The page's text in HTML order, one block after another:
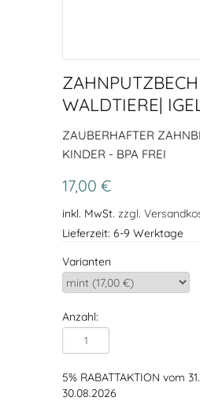
WALDTIERE|
ZAUBERHAFTER
KINDER - BPA FREI
17,00 €
inkl. MwSt. zzgl.
Lieferzeit: 6-9 Werktage
Varianten
Anzahl:
5% RABATTAKTION vom
30.08.2026